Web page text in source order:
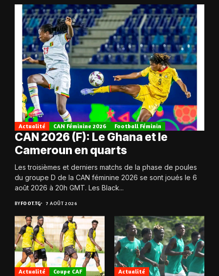
Actualité CAN Féminine 2026 Football Féminin
CAN 2026 (F): Le Ghana et le
Cameroun en quarts
Les troisièmes et derniers matchs de la phase de poules
du groupe D de la CAN féminine 2026 se sont joués le 6
août 2026 à 20h GMT. Les Black...
BYFOOT.TG 7 AOÛT 2026
Actualité Coupe CAF Actualité